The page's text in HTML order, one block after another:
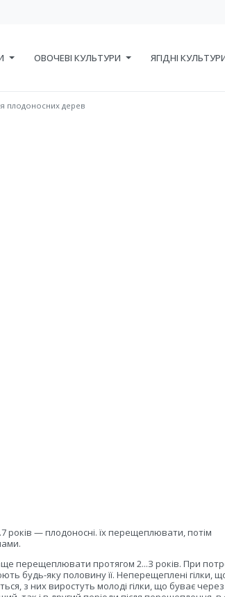
ОВОЧЕВІ КУЛЬТУРИ ЯГІДНІ
плодоносних дерев
років — плодоносні. їх перещеплювати, потім
перещеплювати протягом 2...З років. При
будь-яку половину її. Неперещеплені гілки,
з них виростуть молоді гілки, що буває через